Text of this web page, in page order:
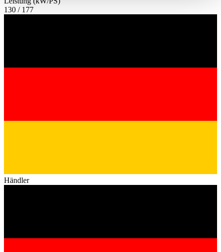
haben oder die sie im Rahmen Ihrer Nutzung der Dienste
gesammelt haben.Datenschutzerklärung
130 / 177
Händler